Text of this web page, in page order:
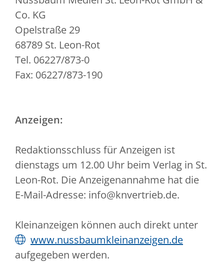
Co. KG
Opelstraße 29
68789 St. Leon-Rot
Tel. 06227/873-0
Fax: 06227/873-190
Anzeigen:
Redaktionsschluss für Anzeigen ist
dienstags um 12.00 Uhr beim Verlag in St.
Leon-Rot. Die Anzeigenannahme hat die
E-Mail-Adresse: info@knvertrieb.de.
Kleinanzeigen können auch direkt unter
www.nussbaumkleinanzeigen.de
aufgegeben werden.